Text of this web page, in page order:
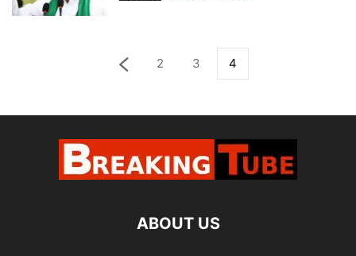
2 3 4
ABOUT US